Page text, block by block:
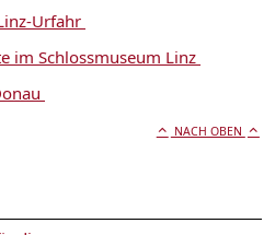
Urfahr
im Schlossmuseum Linz
NACH OBEN